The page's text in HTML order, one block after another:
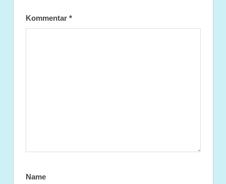
Kommentar *
Name